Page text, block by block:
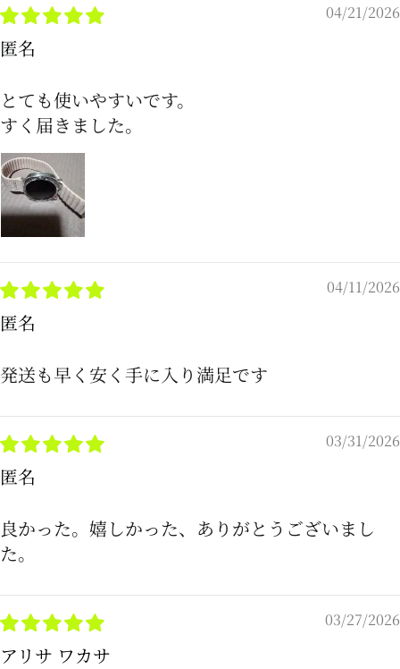
04/21/2026
匿名
とても使いやすいです。
すく届きました。
04/11/2026
匿名
発送も早く安く手に入り満足です
03/31/2026
匿名
良かった。嬉しかった、ありがとうございまし
た。
03/27/2026
アリサ ワカサ